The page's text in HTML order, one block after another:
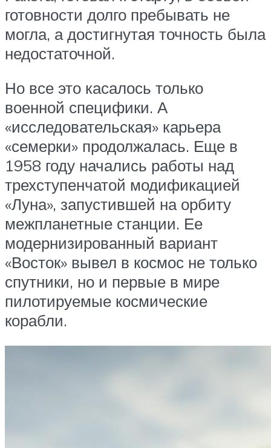
готовности долго пребывать не
могла, а достигнутая точность была
недостаточной.
Но все это касалось только
военной специфики. А
«исследовательская» карьера
«семерки» продолжалась. Еще в
1958 году начались работы над
трехступенчатой модификацией
«Луна», запустившей на орбиту
межпланетные станции. Ее
модернизированный вариант
«Восток» вывел в космос не только
спутники, но и первые в мире
пилотируемые космические
корабли.